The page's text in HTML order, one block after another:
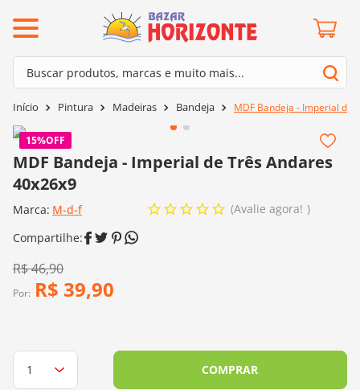
Buscar produtos, marcas e muito mais...
Pintura Madeiras Bandeja MDF Bandeja - Imperial de
15%OFF
MDF Bandeja - Imperial de Três Andares
40x26x9
Marca: M-d-f Avalie agora!
R$46,90
Por: R$ 39,90
COMPRAR
Termos mais buscados
2º mollet
3º kit amigurumi
4º agulha crochê
5º fio amigurumi
6º lã cisne
º batik
9º dmc
10
mais buscados
barroco
mollet
kit amigurumi
agulha crochê
fio amigurumi
euroroma